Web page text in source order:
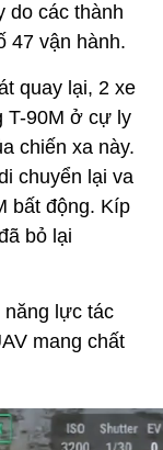
do các thành
47 vận hành.
quay lại, 2 xe
T-90M ở cự ly
chiến xa này.
chuyển lại va
bất động. Kíp
bỏ lại
năng lực tác
mang chất